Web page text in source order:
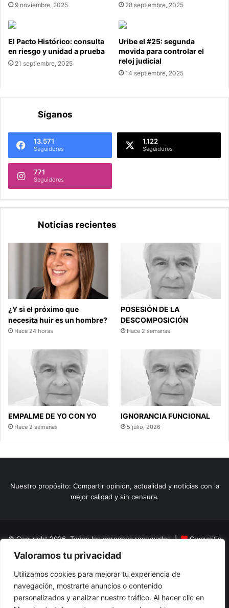
Valoramos tu privacidad
Utilizamos cookies para mejorar tu experiencia de
navegación, mostrarte anuncios o contenido
personalizados y analizar nuestro tráfico. Al hacer clic en
9 noviembre, 2025 28 septiembre, 2025
El Pacto Histórico: consulta
en riesgo y unidad a prueba
21 septiembre, 2025
Uribe el #25: segunda
movida para controlar el
reloj judicial
14 septiembre, 2025
Síganos
13.571
Seguidores
1.122
Seguidores
771
Seguidores
Noticias recientes
¿Y si el próximo que
necesita huir es un hombre?
Hace 24 horas
POSESIÓN DE LA
DESCOMPOSICIÓN
Hace 2 semanas
EMPALME DE YO CON YO
Hace 2 semanas
IGNORANCIA FUNCIONAL
5 julio, 2026
Nuestro propósito: Compartir opinión, actualidad y noticias con la
mejor calidad y sin censura.
© Copyright 2026, Todos los derechos reservados |
Comunitic
SAS BICNit 901228106
Home
Actualidad Variedades Opinion Turismo
El Tinteadero
Caricaturas Reportajes